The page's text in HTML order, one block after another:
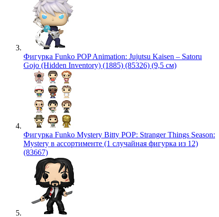
Фигурка Funko POP Animation: Jujutsu Kaisen – Satoru
Gojo (Hidden Inventory) (1885) (85326) (9,5 см)
Фигурка Funko Mystery Bitty POP: Stranger Things Season:
Mystery в ассортименте (1 случайная фигурка из 12)
(83667)